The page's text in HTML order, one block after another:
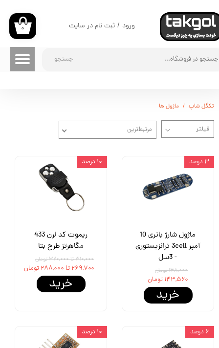
جستجو
۰ ورود / ثبت نام در سایت
حساب کاربری من
تغییر گذر واژه
سفارشات
تکگل شاپ ماژول ها
مرتبط‌ترین
ماژول شارژ باتری 10
آمپر 3cell ترانزیستوری
- 3سل
۱۴۸,۰۰۰ تومان
۱۴۳,۵۶۰ تومان
خرید
۳ درصد
ریموت کد لرن 433
مگاهرتز طرح بتا
۳۱۰,۰۰۰ تا ۳۲۰,۰۰۰ تومان
۲۶۹,۷۰۰ تا ۲۸۸,۰۰۰ تومان
خرید
۱۰ درصد
۶ درصد ۱۰ درصد